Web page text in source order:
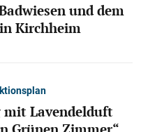
und dem
Kirchheim
Lavendelduft